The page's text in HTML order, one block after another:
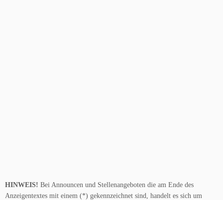
HINWEIS! Bei Announcen und Stellenangeboten die am Ende des
Anzeigentextes mit einem (*) gekennzeichnet sind, handelt es sich um